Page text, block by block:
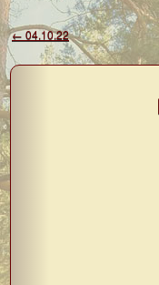
Beitragsnavigation
←04.10.22